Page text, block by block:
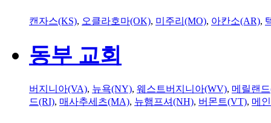
캔자스(KS), 오클라호마(OK), 미주리(MO), 아칸소(AR),
동부 교회
버지니아(VA), 뉴욕(NY), 웨스트버지니아(WV), 메릴랜
드(RI), 매사추세츠(MA), 뉴햄프셔(NH), 버몬트(VT), 메